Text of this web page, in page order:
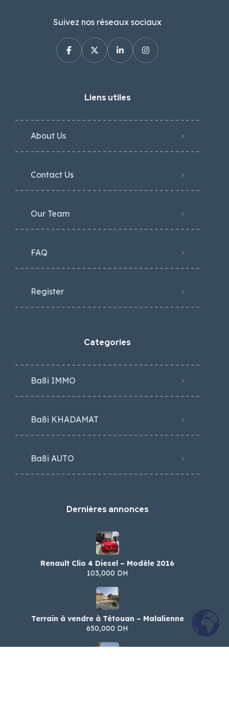
Suivez nos réseaux sociaux
Liens utiles
About Us
Contact Us
Our Team
FAQ
Register
Categories
Ba8i IMMO
Ba8i KHADAMAT
Ba8i AUTO
Dernières annonces
Renault Clio 4 Diesel – Modèle 2016
103,000 DH
Terrain à vendre à Tétouan – Malalienne
650,000 DH